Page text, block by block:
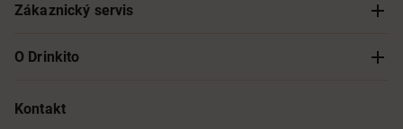
Zákaznický servis
Sledování objednávky
O Drinkito
O nás
Kontakt